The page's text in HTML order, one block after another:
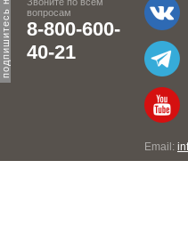
вопросам
8-800-600-
40-21
Email: